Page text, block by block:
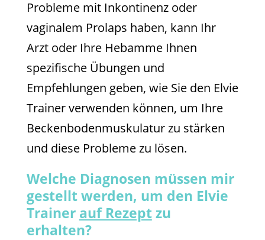
Probleme mit Inkontinenz oder
vaginalem Prolaps haben, kann Ihr
Arzt oder Ihre Hebamme Ihnen
spezifische Übungen und
Empfehlungen geben, wie Sie den Elvie
Trainer verwenden können, um Ihre
Beckenbodenmuskulatur zu stärken
und diese Probleme zu lösen.
Welche Diagnosen müssen mir
gestellt werden, um den Elvie
Trainer auf Rezeptzu
erhalten?